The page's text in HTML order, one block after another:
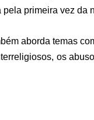
pela primeira vez da
aborda temas
os